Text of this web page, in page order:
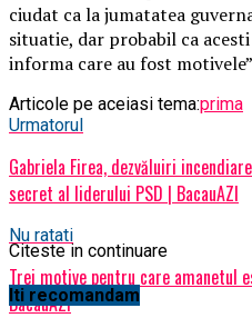
ciudat ca la jumatatea
situatie, dar probabil ca
informa care au fost
Articole pe aceiasi tema:prima
Urmatorul
Gabriela Firea, dezvăluiri
secret al liderului PSD | BacauAZI
Nu ratati
Trei motive pentru care amanetul
BacauAZI
Citeste in continuare
Iti recomandam